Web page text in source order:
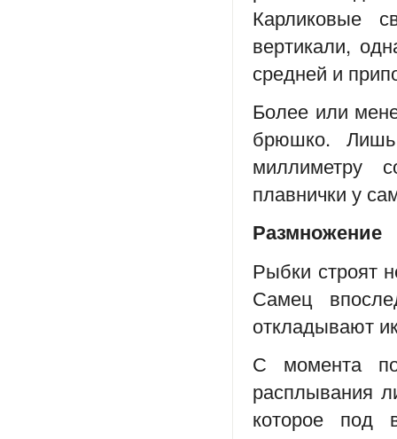
Карликовые
вертикали,
средней и
Более или
брюшко.
миллиметру
плавнички у
Размножение
Рыбки строят
Самец
откладывают
С момента
расплывания
которое под